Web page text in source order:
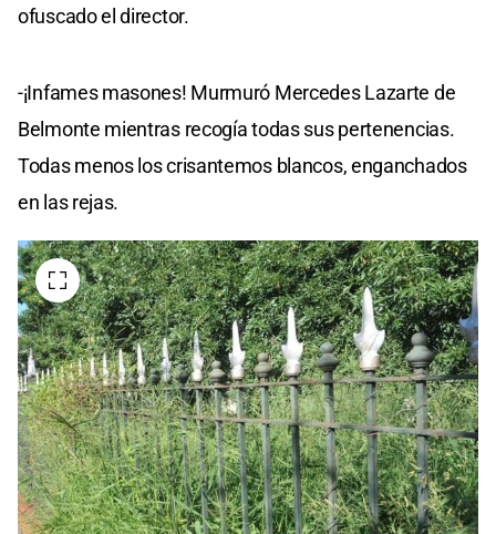
ofuscado el director.
-¡Infames masones! Murmuró Mercedes Lazarte de
Belmonte mientras recogía todas sus pertenencias.
Todas menos los crisantemos blancos, enganchados
en las rejas.